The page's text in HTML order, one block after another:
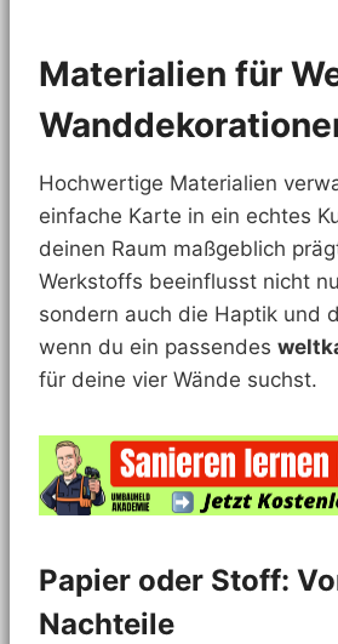
Materialien für
Hochwertige Materialien
einfache Karte in ein echtes
deinen Raum maßgeblich
Werkstoffs beeinflusst nicht
sondern auch die Haptik und
wenn du ein passendes
für deine vier Wände suchst.
Papier oder Stoff:
Nachteile